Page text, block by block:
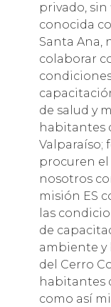
privado,
conocida
Santa Ana,
colaborar
de salud y
habitantes
Valparaíso;
procuren
nosotros
misión ES
las
de
ambiente
del Cerro
habitantes
como así